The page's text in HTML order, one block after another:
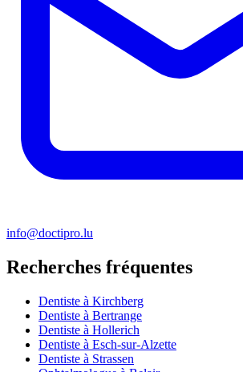
info@doctipro.lu
Recherches fréquentes
Dentiste à Kirchberg
Dentiste à Bertrange
Dentiste à Hollerich
Dentiste à Esch-sur-Alzette
Dentiste à Strassen